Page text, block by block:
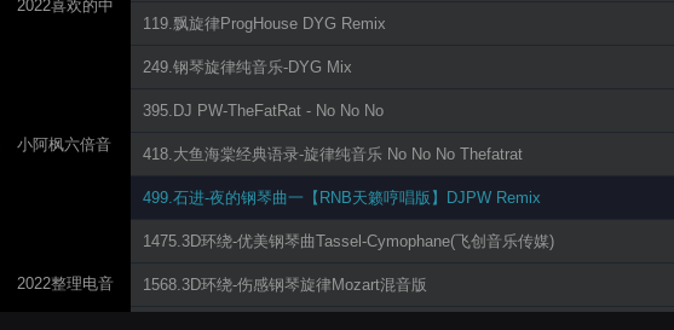
2022喜欢的中
小阿枫六倍音
2022整理电音
119.飘旋律ProgHouse DYG Remix
249.钢琴旋律纯音乐-DYG Mix
395.DJ PW-TheFatRat - No No No
418.大鱼海棠经典语录-旋律纯音乐 No No No Thefatrat
499.石进-夜的钢琴曲一【RNB天籁哼唱版】DJPW Remix
1475.3D环绕-优美钢琴曲Tassel-Cymophane(飞创音乐传媒)
1568.3D环绕-伤感钢琴旋律Mozart混音版